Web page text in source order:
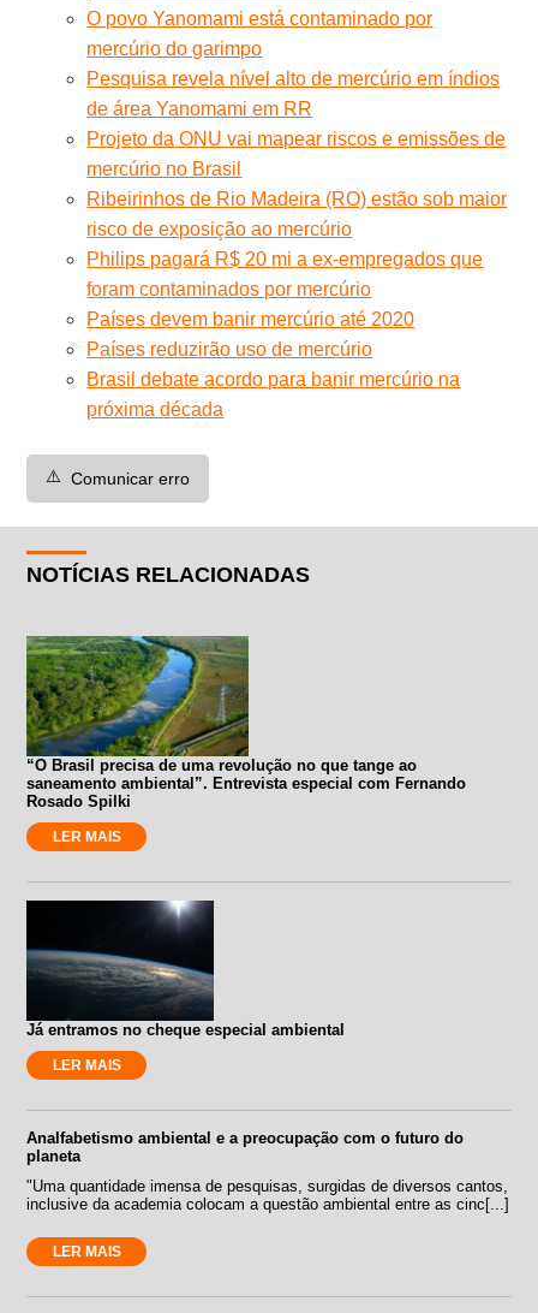
O povo Yanomami está contaminado por
mercúrio do garimpo
Pesquisa revela nível alto de mercúrio em índios
de área Yanomami em RR
Projeto da ONU vai mapear riscos e emissões de
mercúrio no Brasil
Ribeirinhos de Rio Madeira (RO) estão sob maior
risco de exposição ao mercúrio
Philips pagará R$ 20 mi a ex-empregados que
foram contaminados por mercúrio
Países devem banir mercúrio até 2020
Países reduzirão uso de mercúrio
Brasil debate acordo para banir mercúrio na
próxima década
⚠️ Comunicar erro
NOTÍCIAS RELACIONADAS
“O Brasil precisa de uma revolução no que tange ao
saneamento ambiental”. Entrevista especial com Fernando
Rosado Spilki
LER MAIS
Já entramos no cheque especial ambiental
LER MAIS
Analfabetismo ambiental e a preocupação com o futuro do
planeta
"Uma quantidade imensa de pesquisas, surgidas de diversos cantos,
inclusive da academia colocam a questão ambiental entre as cinc[...]
LER MAIS